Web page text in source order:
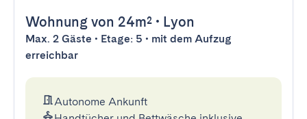
Wohnung von 24m² • Lyon
Max. 2 Gäste • Etage: 5 • mit dem Aufzug
erreichbar
Autonome Ankunft